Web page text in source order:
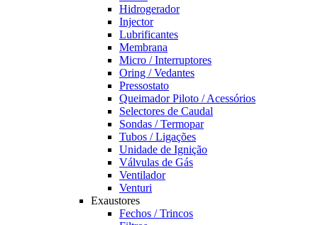
Hidrogerador
Injector
Lubrificantes
Membrana
Micro / Interruptores
Oring / Vedantes
Pressostato
Queimador Piloto / Acessórios
Selectores de Caudal
Sondas / Termopar
Tubos / Ligações
Unidade de Ignição
Válvulas de Gás
Ventilador
Venturi
Exaustores
Fechos / Trincos